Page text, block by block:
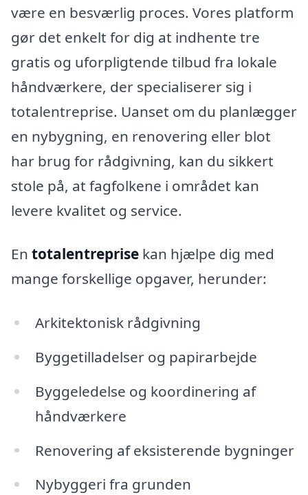
være en besværlig proces. Vores platform
gør det enkelt for dig at indhente tre
gratis og uforpligtende tilbud fra lokale
håndværkere, der specialiserer sig i
totalentreprise. Uanset om du planlægger
en nybygning, en renovering eller blot
har brug for rådgivning, kan du sikkert
stole på, at fagfolkene i området kan
levere kvalitet og service.
En totalentreprise kan hjælpe dig med
mange forskellige opgaver, herunder:
Arkitektonisk rådgivning
Byggetilladelser og papirarbejde
Byggeledelse og koordinering af
håndværkere
Renovering af eksisterende bygninger
Nybyggeri fra grunden